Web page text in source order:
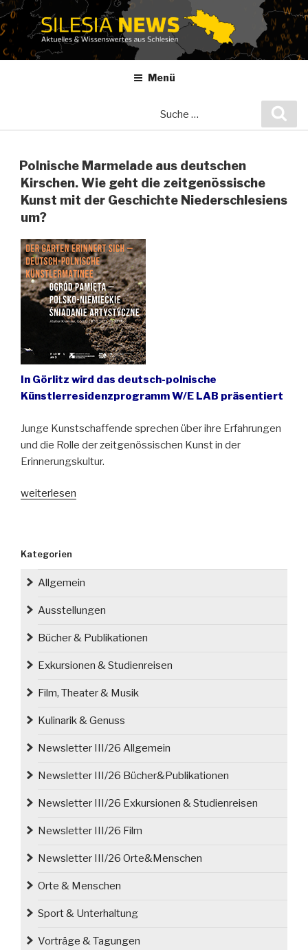
Zum
Inhalt
springen
Menü
Polnische Marmelade aus deutschen
Kirschen. Wie geht die zeitgenössische
Kunst mit der Geschichte Niederschlesiens
um?
In Görlitz wird das deutsch-polnische
Künstlerresidenzprogramm W/E LAB präsentiert
Junge Kunstschaffende sprechen über ihre Erfahrungen
und die Rolle der zeitgenössischen Kunst in der
Erinnerungskultur.
„Polnische
Kirschen.
Wie
die
Kunst
mit
Geschichte
um?“
weiterlesen
Kategorien
Allgemein
Ausstellungen
Bücher & Publikationen
Exkursionen & Studienreisen
Film, Theater & Musik
Kulinarik & Genuss
Newsletter III/26 Allgemein
Newsletter III/26 Bücher&Publikationen
Newsletter III/26 Exkursionen & Studienreisen
Newsletter III/26 Film
Newsletter III/26 Orte&Menschen
Orte & Menschen
Sport & Unterhaltung
Vorträge & Tagungen